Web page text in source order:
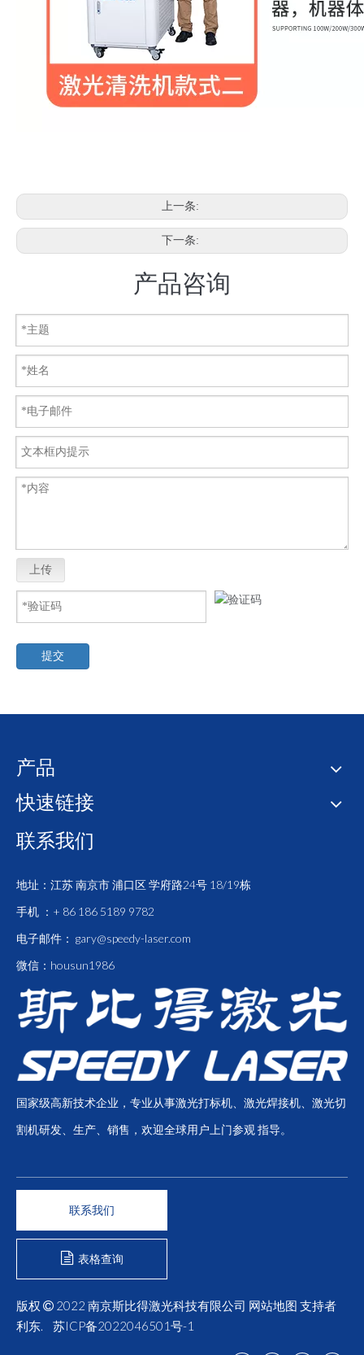
上一条:
下一条:
产品咨询
上传
提交
产品
快速链接
联系我们
地址：江苏 南京市 浦口区 学府路24号 18/19栋
手机 ：+ 86 186 5189 9782
电子邮件： gary@speedy-laser.com
微信：housun1986
国家级高新技术企业，专业从事激光打标机、激光焊接机、激光切
割机研发、生产、销售，欢迎全球用户上门参观 指导。
联系我们
表格查询
版权  2022 南京斯比得激光科技有限公司 网站地图 支持者
利东. 苏ICP备2022046501号-1